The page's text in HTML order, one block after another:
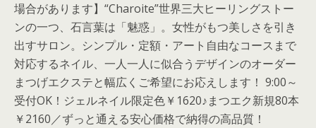
場合があります】“Charoite”世界三大ヒーリングストー
ンの一つ、石言葉は「魅惑」。女性がもつ美しさを引き
出すサロン。シンプル・定額・アート自由なコースまで
対応するネイル、一人一人に似合うデザインのオーダー
まつげエクステと幅広くご希望にお応えします！ 9:00～
受付OK！ジェルネイル限定色￥1620♪まつエク新規80本
￥2160／ずっと通える安心価格で納得の高品質！